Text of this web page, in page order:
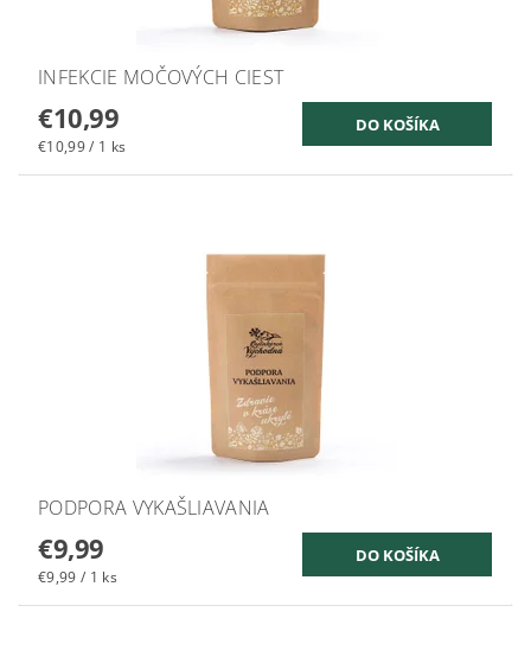
INFEKCIE MOČOVÝCH CIEST
€10,99
€10,99 / 1 ks
PODPORA VYKAŠLIAVANIA
€9,99
€9,99 / 1 ks